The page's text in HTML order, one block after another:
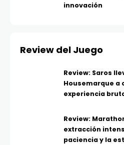
innovación
Review del Juego
Review: Saros
Housemarque a
experiencia
Review:
extracción
paciencia y la